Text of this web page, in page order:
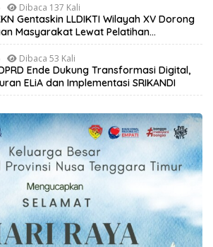
Dibaca 137 Kali
Gentaskin LLDIKTI Wilayah XV Dorong
Masyarakat Lewat Pelatihan
Alam di Desa Sisir
Dibaca 53 Kali
Ende Dukung Transformasi Digital,
ELiA dan Implementasi SRIKANDI